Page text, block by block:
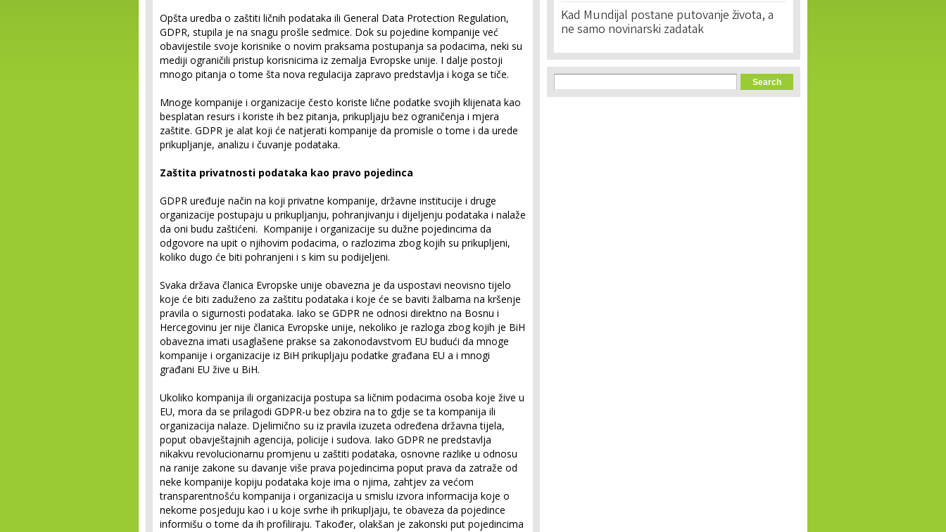
Opšta uredba o zaštiti ličnih podataka ili General Data Protection Regulation,
GDPR, stupila je na snagu prošle sedmice. Dok su pojedine kompanije već
obavijestile svoje korisnike o novim praksama postupanja sa podacima, neki su
mediji ograničili pristup korisnicima iz zemalja Evropske unije. I dalje postoji
mnogo pitanja o tome šta nova regulacija zapravo predstavlja i koga se tiče.
Mnoge kompanije i organizacije često koriste lične podatke svojih klijenata kao
besplatan resurs i koriste ih bez pitanja, prikupljaju bez ograničenja i mjera
zaštite. GDPR je alat koji će natjerati kompanije da promisle o tome i da urede
prikupljanje, analizu i čuvanje podataka.
Zaštita privatnosti podataka kao pravo pojedinca
GDPR uređuje način na koji privatne kompanije, državne institucije i druge
organizacije postupaju u prikupljanju, pohranjivanju i dijeljenju podataka i nalaže
da oni budu zaštićeni. Kompanije i organizacije su dužne pojedincima da
odgovore na upit o njihovim podacima, o razlozima zbog kojih su prikupljeni,
koliko dugo će biti pohranjeni i s kim su podijeljeni.
Svaka država članica Evropske unije obavezna je da uspostavi neovisno tijelo
koje će biti zaduženo za zaštitu podataka i koje će se baviti žalbama na kršenje
pravila o sigurnosti podataka. Iako se GDPR ne odnosi direktno na Bosnu i
Hercegovinu jer nije članica Evropske unije, nekoliko je razloga zbog kojih je BiH
obavezna imati usaglašene prakse sa zakonodavstvom EU budući da mnoge
kompanije i organizacije iz BiH prikupljaju podatke građana EU a i mnogi
građani EU žive u BiH.
Ukoliko kompanija ili organizacija postupa sa ličnim podacima osoba koje žive u
EU, mora da se prilagodi GDPR-u bez obzira na to gdje se ta kompanija ili
organizacija nalaze. Djelimično su iz pravila izuzeta određena državna tijela,
poput obavještajnih agencija, policije i sudova. Iako GDPR ne predstavlja
nikakvu revolucionarnu promjenu u zaštiti podataka, osnovne razlike u odnosu
na ranije zakone su davanje više prava pojedincima poput prava da zatraže od
neke kompanije kopiju podataka koje ima o njima, zahtjev za većom
transparentnošću kompanija i organizacija u smislu izvora informacija koje o
nekome posjeduju kao i u koje svrhe ih prikupljaju, te obaveza da pojedince
informišu o tome da ih profiliraju. Također, olakšan je zakonski put pojedincima
Kad Mundijal postane putovanje života, a
ne samo novinarski zadatak
Search form
Search